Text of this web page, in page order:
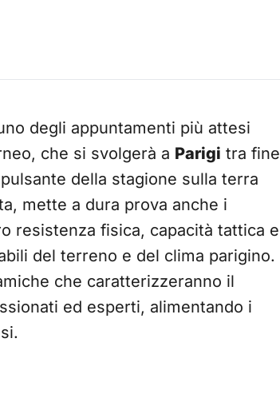
degli appuntamenti più attesi
che si svolgerà a Parigi tra fine
della stagione sulla terra
mette a dura prova anche i
resistenza fisica, capacità tattica e
del terreno e del clima parigino.
che caratterizzeranno il
ed esperti, alimentando i